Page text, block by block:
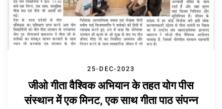
25-DEC-2023
जीओ गीता वैश्विक अभियान के तहत योग पीस
संस्थान में एक मिनट, एक साथ गीता पाठ संपन्न